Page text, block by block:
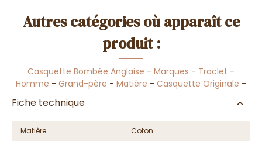
Autres catégories où apparaît ce
produit :
Casquette Bombée Anglaise - Marques - Traclet -
Homme - Grand-père - Matière - Casquette Originale -
Fiche technique
Matière
Coton